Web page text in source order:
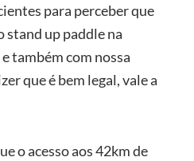
para perceber que
stand up paddle na
também com nossa
que é bem legal, vale a
o acesso aos 42km de